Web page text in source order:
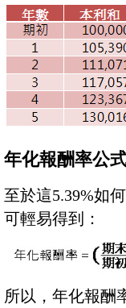
年化報酬率公
至於這5.39%如
可輕易得到：
所以，年化報酬